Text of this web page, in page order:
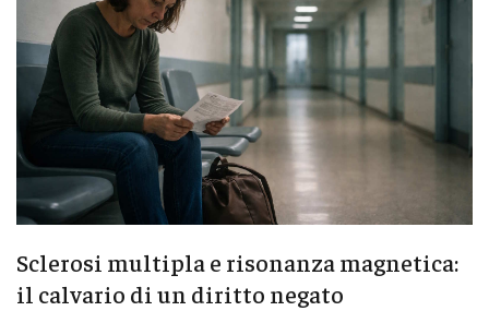
Sclerosi multipla e risonanza magnetica:
il calvario di un diritto negato